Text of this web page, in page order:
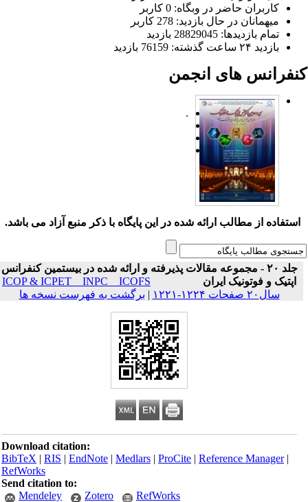
کاربران حاضر در وبگاه: 0 کاربر
میهمانان در حال بازدید: 278 کاربر
تمام بازدید‌ها: 28829045 بازدید
بازدید ۲۴ ساعت گذشته: 76159 بازدید
های انجمن
.
استفاده از مطالب ارائه شده در این پایگاه با ذکر منبع آزاد می باشد.
جلد ۲۰ - مجموعه مقالات پذیرفته و ارائه شده در بیستمین کنفرانس
اپتیک و فوتونیک ایران
ICOP & ICPET _ INPC _ ICOFS
سال۲۰ صفحات ۱۲۲۴-۱۲۲۱
| برگشت به فهرست نسخه ها
Download citation:
BibTeX|RIS|EndNote|Medlars|ProCite|Reference Manager
RefWorks
Send citation to:
Mendeley
Zotero RefWorks